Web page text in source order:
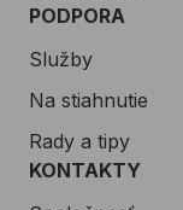
PODPORA
Služby
Na stiahnutie
Rady a tipy
KONTAKTY